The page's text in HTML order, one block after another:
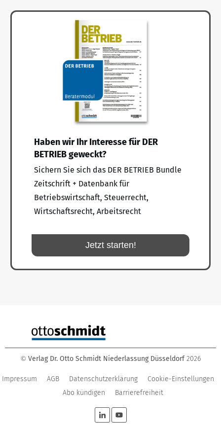
Haben wir Ihr Interesse für DER
BETRIEB geweckt?
Sichern Sie sich das DER BETRIEB Bundle
Zeitschrift + Datenbank für
Betriebswirtschaft, Steuerrecht,
Wirtschaftsrecht, Arbeitsrecht
Jetzt starten!
© Verlag Dr. Otto Schmidt Niederlassung Düsseldorf 2026
Impressum AGB Datenschutzerklärung
Cookie-Einstellungen
Abo kündigen
Barrierefreiheit